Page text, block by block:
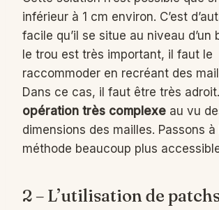
inférieur à 1 cm environ. C’est
facile qu’il se situe au niveau d’un
le trou est très important, il faut le
raccommoder en recréant des
Dans ce cas, il faut être très adroit.
opération très complexe au vu
dimensions des mailles. Passons
méthode beaucoup plus
2 – L’utilisation de